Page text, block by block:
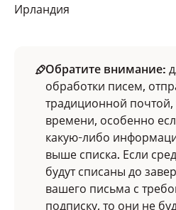
Ирландия
Обратите внимание:
обработки писем,
традиционной почтой,
времени, особенно
какую-либо
выше списка. Если
будут списаны до
вашего письма с
подписку, то они не